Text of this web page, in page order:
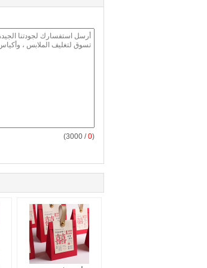
(
0
/ 3000)